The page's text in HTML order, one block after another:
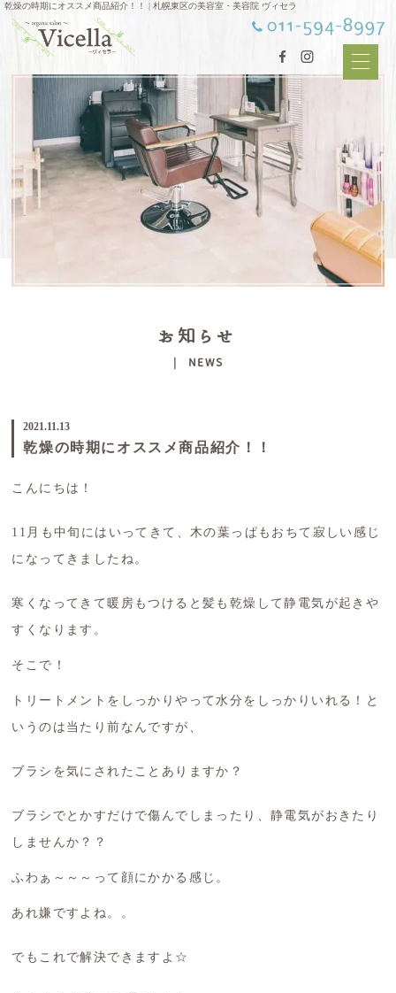
乾燥の時期にオススメ商品紹介！！ | 札幌東区の美容室・美容院 ヴィセラ
お知らせ
| NEWS
2021.11.13
乾燥の時期にオススメ商品紹介！！
こんにちは！
11月も中旬にはいってきて、木の葉っぱもおちて寂しい感じ
になってきましたね。
寒くなってきて暖房もつけると髪も乾燥して静電気が起きや
すくなります。
そこで！
トリートメントをしっかりやって水分をしっかりいれる！と
いうのは当たり前なんですが、
ブラシを気にされたことありますか？
ブラシでとかすだけで傷んでしまったり、静電気がおきたり
しませんか？？
ふわぁ～～～って顔にかかる感じ。
あれ嫌ですよね。。
でもこれで解決できますよ☆